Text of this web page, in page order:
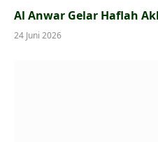
Al Anwar Gelar Haflah
24 Juni 2026